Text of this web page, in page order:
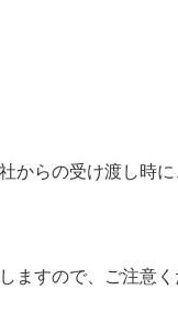
からの受け渡し時
ますので、ご注意く